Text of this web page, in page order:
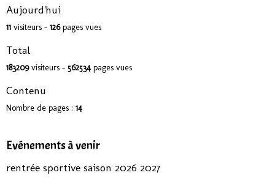
Aujourd'hui
11 visiteurs - 126pages vues
Total
183209visiteurs - 562534 pages vues
Contenu
Nombre de pages : 14
Evénements à venir
rentrée sportive saison 2026 2027